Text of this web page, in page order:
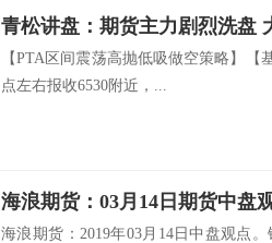
青松讲盘：期货主力剧烈洗盘
【PTA区间震荡高抛低吸做空策略】【
点左右报收6530附近，...
海浪期货：03月14日期货中盘
海浪期货：2019年03月14日中盘观点